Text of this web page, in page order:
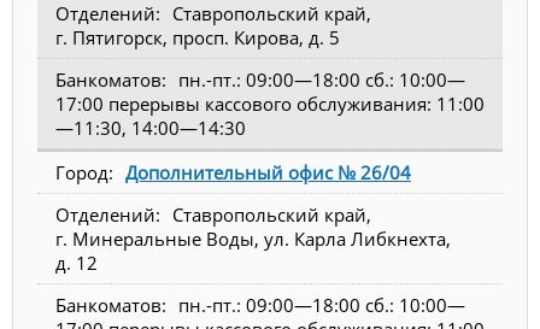
Ставропольский край,
г. Пятигорск, просп. Кирова, д. 5
пн.-пт.: 09:00—18:00 сб.: 10:00—
17:00 перерывы кассового обслуживания: 11:00
—11:30, 14:00—14:30
Дополнительный офис № 26/04
Ставропольский край,
г. Минеральные Воды, ул. Карла Либкнехта,
д. 12
пн.-пт.: 09:00—18:00 сб.: 10:00—